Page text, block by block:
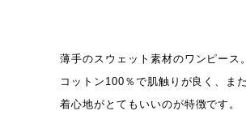
薄手のスウェット素材のワンピース。
コットン100％で肌触りが良く、ま
着心地がとてもいいのが特徴です。